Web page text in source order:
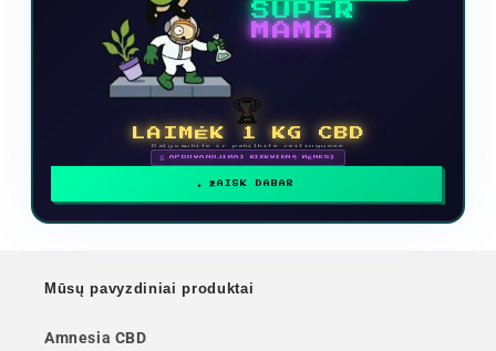
SUPER
MAMA
🏆
LAIMĖK 1 KG CBD
Dalyvaukite ir pakilkite reitinguose
🗓 APDOVANOJIMAI KIEKVIENĄ MĖNESĮ
ŽAISK DABAR
Mūsų pavyzdiniai produktai
Amnesia CBD